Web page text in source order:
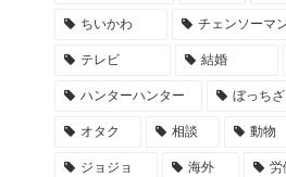
ちいかわ チェンソーマ
テレビ 結婚
ハンターハンター ぼっちざ
オタク 相談 動物
ジョジョ 海外 労